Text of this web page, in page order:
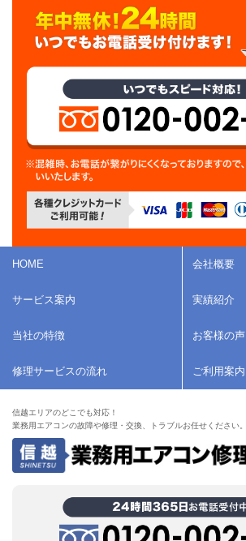
HOME 会社概要
サービス案内 実績紹介
当社の特徴 お客様の声
修理サービスの流れ ご利用案内
信越エリアのどこでも対応！
業務用エアコンの故障や修理・交換、トラブルお任せください。